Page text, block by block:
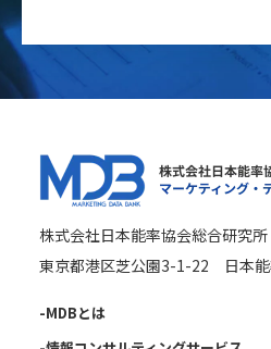
株式会社日本能率協会総合研究所
東京都港区芝公園3-1-22 日本
-MDBとは